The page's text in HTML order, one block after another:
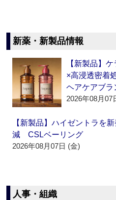
新薬・新製品情報
【新製品】
×高浸透密着
ヘアケアブ
2026年08月07
【新製品】ハイゼントラを
減 CSLベーリング
2026年08月07日 (金)
人事・組織